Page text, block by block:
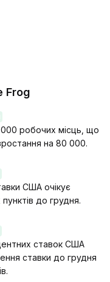
Frog
робочих місць, що
на 80 000.
США очікує
до грудня.
ставок США
ставки до грудня